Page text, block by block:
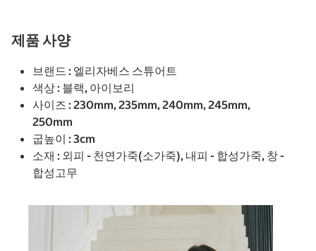
제품 사양
브랜드 : 엘리자베스 스튜어트
색상 : 블랙, 아이보리
사이즈 : 230mm, 235mm, 240mm, 245mm,
250mm
굽높이 : 3cm
소재 : 외피 - 천연가죽(소가죽), 내피 - 합성가죽, 창 -
합성고무